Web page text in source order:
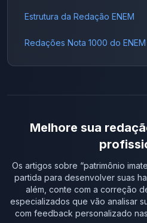
Estrutura da Redação ENEM
Redações Nota 1000 do ENEM
Melhore sua
Os artigos sobre “patrimônio
partida para desenvolver suas
além, conte com a correção
especializados que vão analisar
com feedback personalizado